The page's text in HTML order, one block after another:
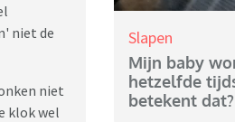
niet de
niet
klok wel
Slapen
Mijn baby
hetzelfde
betekent dat?